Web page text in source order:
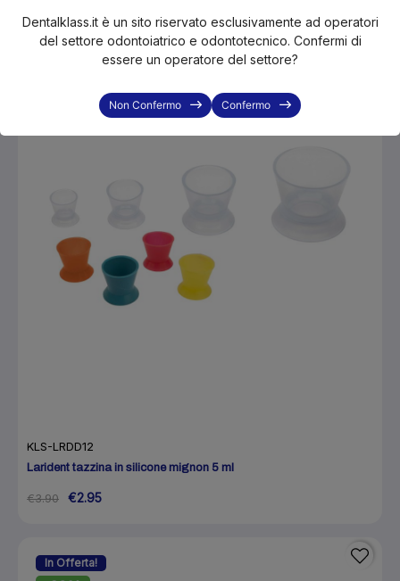
In Offerta!
KLS-LRDD12
Larident tazzina in silicone mignon 5 ml
€3.90 €2.95
In Offerta!
Dentalklass.it è un sito riservato esclusivamente ad operatori
del settore odontoiatrico e odontotecnico. Confermi di
essere un operatore del settore?
Non Confermo Confermo